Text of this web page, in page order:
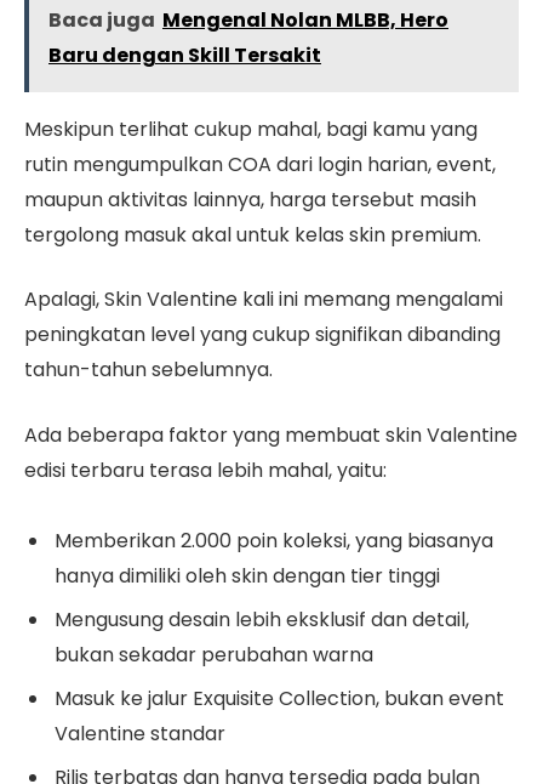
Baca juga Mengenal Nolan MLBB, Hero
Baru dengan Skill Tersakit
Meskipun terlihat cukup mahal, bagi kamu yang
rutin mengumpulkan COA dari login harian, event,
maupun aktivitas lainnya, harga tersebut masih
tergolong masuk akal untuk kelas skin premium.
Apalagi, Skin Valentine kali ini memang mengalami
peningkatan level yang cukup signifikan dibanding
tahun-tahun sebelumnya.
Ada beberapa faktor yang membuat skin Valentine
edisi terbaru terasa lebih mahal, yaitu:
Memberikan 2.000 poin koleksi, yang biasanya
hanya dimiliki oleh skin dengan tier tinggi
Mengusung desain lebih eksklusif dan detail,
bukan sekadar perubahan warna
Masuk ke jalur Exquisite Collection, bukan event
Valentine standar
Rilis terbatas dan hanya tersedia pada bulan